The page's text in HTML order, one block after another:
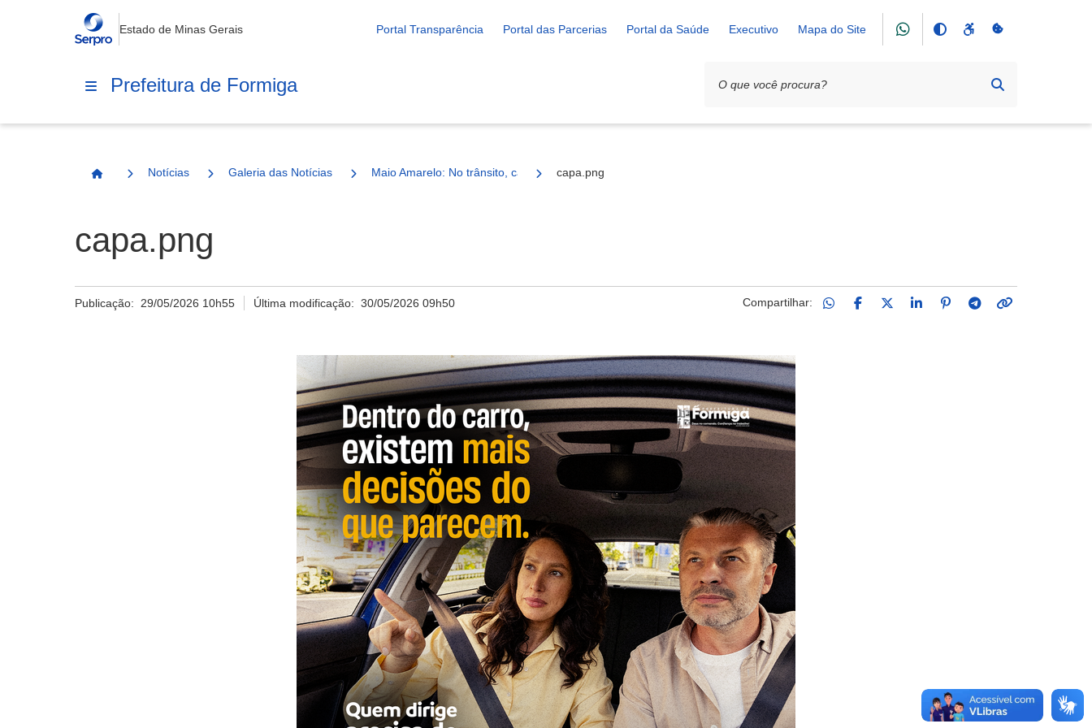
Estado de Minas Gerais Portal Transparência Portal das Parcerias Portal da Saúde Executivo Mapa do Site
Prefeitura de Formiga
Página Inicial
Notícias Galeria das Notícias Maio Amarelo: No trânsito, cada escolha importa
capa.png
capa.png
Publicação: 29/05/2026 10h55 Última modificação:30/05/2026 09h50 Compartilhar: